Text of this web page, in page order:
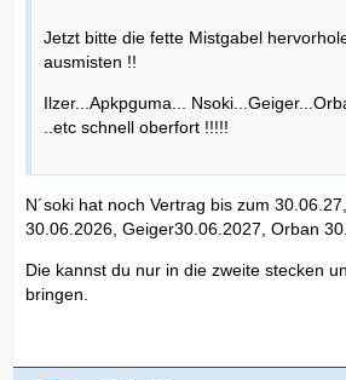
Jetzt bitte die fette Mistgabel
ausmisten !!
Ilzer...Apkpguma...
..etc schnell oberfort !!!!!
N´soki hat noch Vertrag bis zum
30.06.2026, Geiger30.06.2027, Orban
Die kannst du nur in die zweite stecken
bringen.